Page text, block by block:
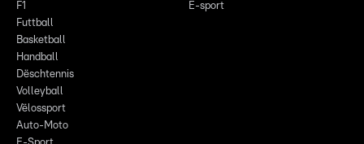
F1
Futtball
Basketball
Handball
Dëschtennis
Volleyball
Vëlossport
Auto-Moto
E-sport